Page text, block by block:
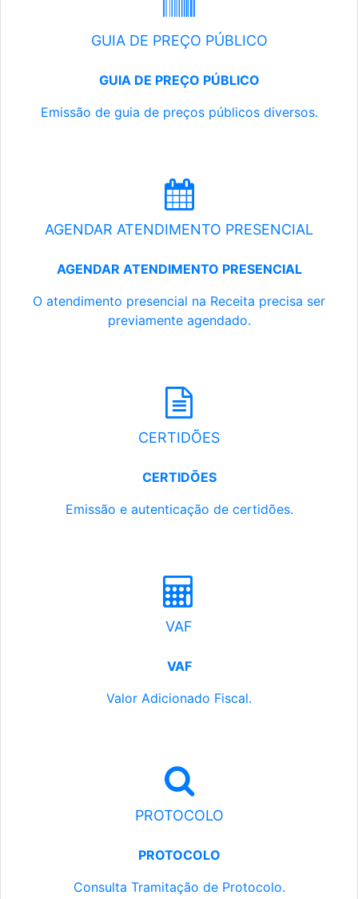
GUIA DE PREÇO PÚBLICO
GUIA DE PREÇO PÚBLICO
Emissão de guia de preços públicos diversos.
AGENDAR ATENDIMENTO PRESENCIAL
AGENDAR ATENDIMENTO PRESENCIAL
O atendimento presencial na Receita precisa ser
previamente agendado.
CERTIDÕES
CERTIDÕES
Emissão e autenticação de certidões.
VAF
VAF
Valor Adicionado Fiscal.
PROTOCOLO
PROTOCOLO
Consulta Tramitação de Protocolo.